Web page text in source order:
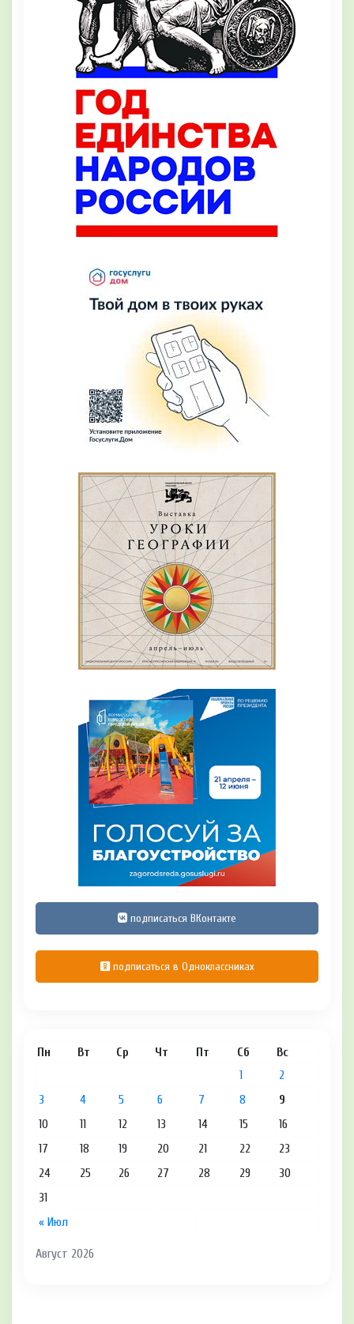
подписаться ВКонтакте
подписаться в Одноклассниках
Август 2026
Пн Вт Ср Чт Пт Сб Вс
« Июл
1
2
3
4 5 6 7 8
9
10
11 12 13 14 15
16
17
18 19 20 21 22
23
24
25 26 27 28 29
30
31